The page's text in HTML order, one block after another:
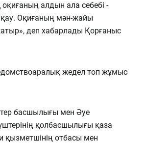
алдын ала себебі -
Оқиғаның мән-жайы
деп хабарлады Қорғаныс
жедел топ жұмыс
басшылығы мен Әуе
қолбасшылығы қаза
қызметшінің отбасы мен